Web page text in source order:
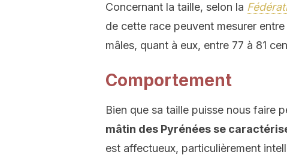
Concernant la taille, selon la
de cette race peuvent mesurer
mâles, quant à eux, entre 77 à 81
Comportement
Bien que sa taille puisse nous faire
mâtin des Pyrénées se
est affectueux, particulièrement